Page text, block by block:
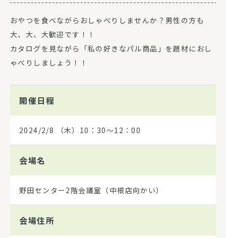
おやつを食べながらおしゃべりしませんか？男性の方も
大、大、大歓迎です！！
カタログを見ながら「私の好きなパル商品」を題材におし
ゃべりしましょう！！
開催日程
2024/2/8 （木）10：30～12：00
会場名
野田センター2階会議室（中根店向かい）
会場住所